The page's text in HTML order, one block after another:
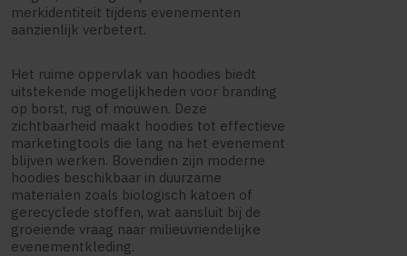
merkidentiteit tijdens evenementen
aanzienlijk verbetert.
Het ruime oppervlak van hoodies biedt
uitstekende mogelijkheden voor branding
op borst, rug of mouwen. Deze
zichtbaarheid maakt hoodies tot effectieve
marketingtools die lang na het evenement
blijven werken. Bovendien zijn moderne
hoodies beschikbaar in duurzame
materialen zoals biologisch katoen of
gerecyclede stoffen, wat aansluit bij de
groeiende vraag naar milieuvriendelijke
evenementkleding.